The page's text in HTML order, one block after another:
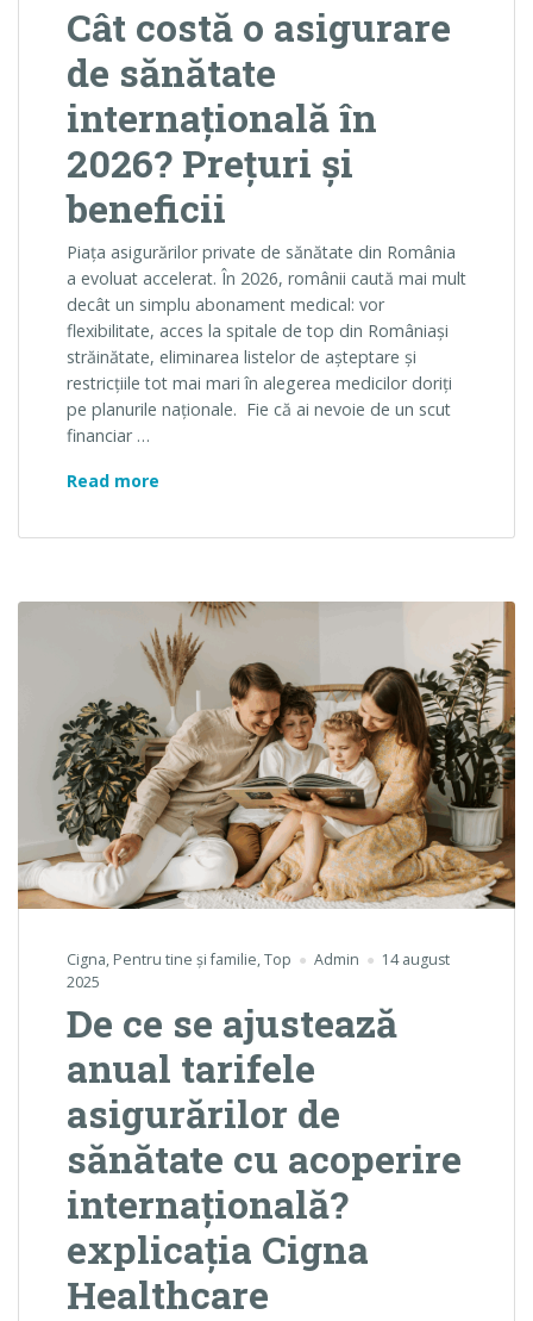
Cât costă o asigurare
de sănătate
internațională în
2026? Prețuri și
beneficii
Piața asigurărilor private de sănătate din România
a evoluat accelerat. În 2026, românii caută mai mult
decât un simplu abonament medical: vor
flexibilitate, acces la spitale de top din Româniași
străinătate, eliminarea listelor de așteptare și
restricțiile tot mai mari în alegerea medicilor doriți
pe planurile naționale. Fie că ai nevoie de un scut
financiar …
Read more
Cigna, Pentru tine și familie,Top Admin
14 august
2025
De ce se ajustează
anual tarifele
asigurărilor de
sănătate cu acoperire
internațională?
explicația Cigna
Healthcare